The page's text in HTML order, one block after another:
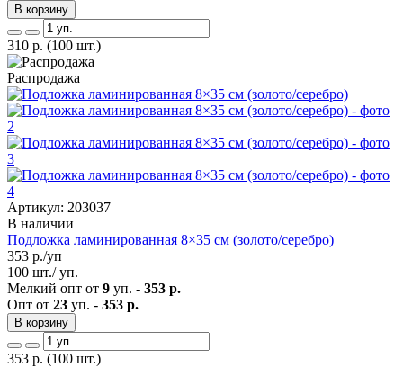
В корзину
310 р. (100 шт.)
Распродажа
Артикул: 203037
В наличии
Подложка ламинированная 8×35 см (золото/серебро)
353 р./уп
100 шт./ уп.
Мелкий опт от 9 уп. - 353 р.
Опт от 23 уп. - 353 р.
В корзину
353 р. (100 шт.)